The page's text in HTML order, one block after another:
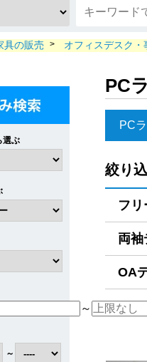
具の販売 > オフィスデスク・
PC
PC
絞り
フ
両袖
OA
選ぶ
～
～